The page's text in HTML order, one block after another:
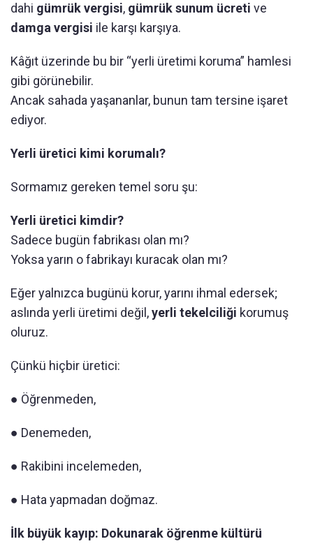
dahi gümrük vergisi, gümrük sunum ücreti ve
damga vergisi ile karşı karşıya.
Kâğıt üzerinde bu bir “yerli üretimi koruma” hamlesi
gibi görünebilir.
Ancak sahada yaşananlar, bunun tam tersine işaret
ediyor.
Yerli üretici kimi korumalı?
Sormamız gereken temel soru şu:
Yerli üretici kimdir?
Sadece bugün fabrikası olan mı?
Yoksa yarın o fabrikayı kuracak olan mı?
Eğer yalnızca bugünü korur, yarını ihmal edersek;
aslında yerli üretimi değil,yerli tekelciliği korumuş
oluruz.
Çünkü hiçbir üretici:
● Öğrenmeden,
● Denemeden,
● Rakibini incelemeden,
● Hata yapmadan doğmaz.
İlk büyük kayıp: Dokunarak öğrenme kültürü